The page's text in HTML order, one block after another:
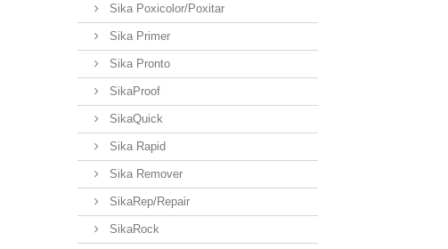
Sika Poxicolor/Poxitar
Sika Primer
Sika Pronto
SikaProof
SikaQuick
Sika Rapid
Sika Remover
SikaRep/Repair
SikaRock